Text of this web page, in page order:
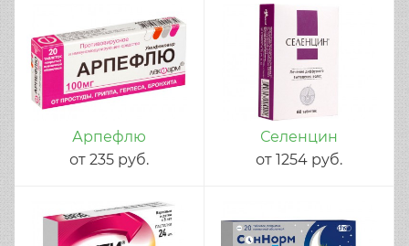
Арпефлю
от235 руб.
Селенцин
от1254 руб.